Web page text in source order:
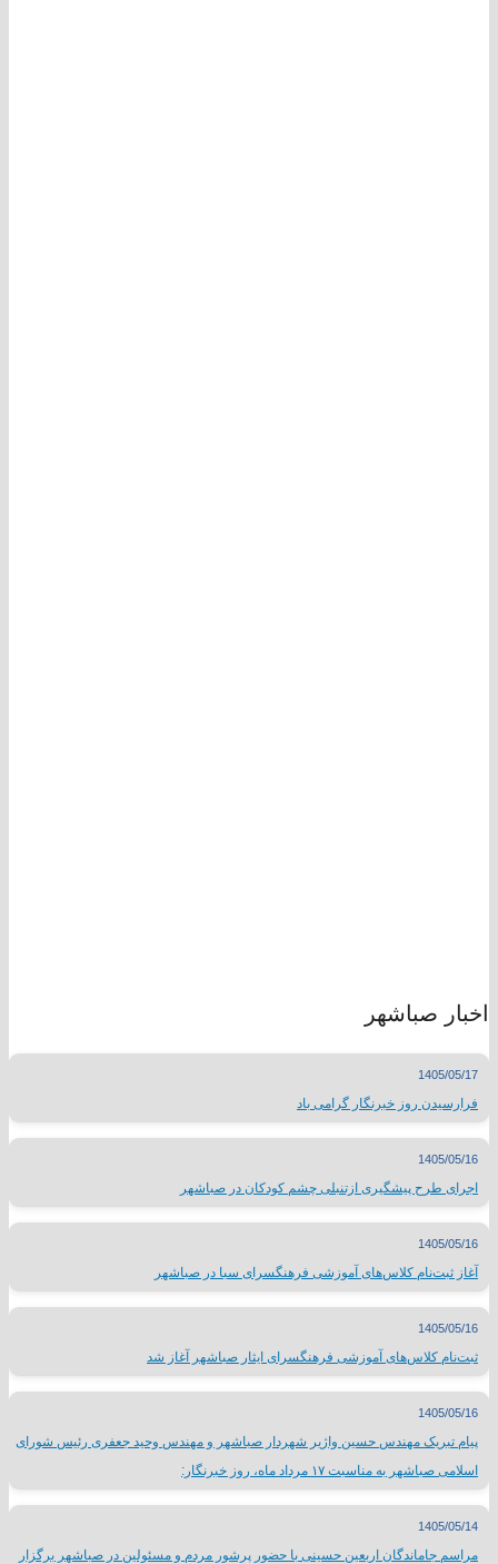
اخبار صباشهر
1405/05/17
فرارسیدن روز خبرنگار گرامی باد
1405/05/16
اجرای طرح پیشگیری ازتنبلی چشم کودکان در صباشهر
1405/05/16
آغاز ثبت‌نام کلاس‌های آموزشی فرهنگسرای سبا در صباشهر
1405/05/16
ثبت‌نام کلاس‌های آموزشی فرهنگسرای ایثار صباشهر آغاز شد
1405/05/16
پیام تبریک مهندس حسین واژیر شهردار صباشهر و مهندس وحید جعفری رئیس شورای
اسلامی صباشهر به مناسبت ۱۷ مرداد ماه، روز خبرنگار:
1405/05/14
مراسم جاماندگان اربعین حسینی با حضور پرشور مردم و مسئولین در صباشهر برگزار